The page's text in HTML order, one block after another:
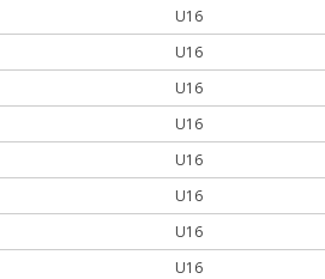
U16
U16
U16
U16
U16
U16
U16
U16